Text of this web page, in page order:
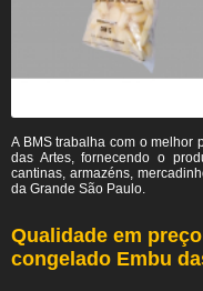
A BMS trabalha com o melhor
das Artes, fornecendo o
cantinas, armazéns,
da Grande São Paulo.
Qualidade em
congelado Embu